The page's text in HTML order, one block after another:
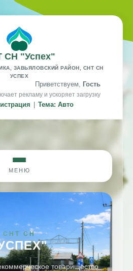
СН "Успех"
ЗАВЬЯЛОВСКИЙ РАЙОН, СНТ СН
УСПЕХ
Приветствуем, Гость
рекламу и ускоряет загрузку
Тема: Авто
МЕНЮ
СНТ СН
товарищество